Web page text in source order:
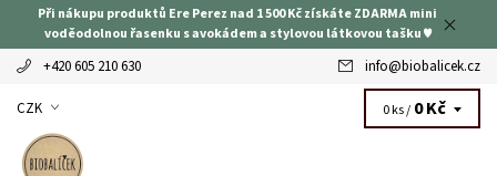
Při nákupu produktů Ere Perez nad 1 500 Kč získáte ZDARMA mini
voděodolnou řasenku s avokádem a stylovou látkovou tašku ♥
+420 605 210 630 info@biobalicek.cz
CZK 0 ks / 0 Kč